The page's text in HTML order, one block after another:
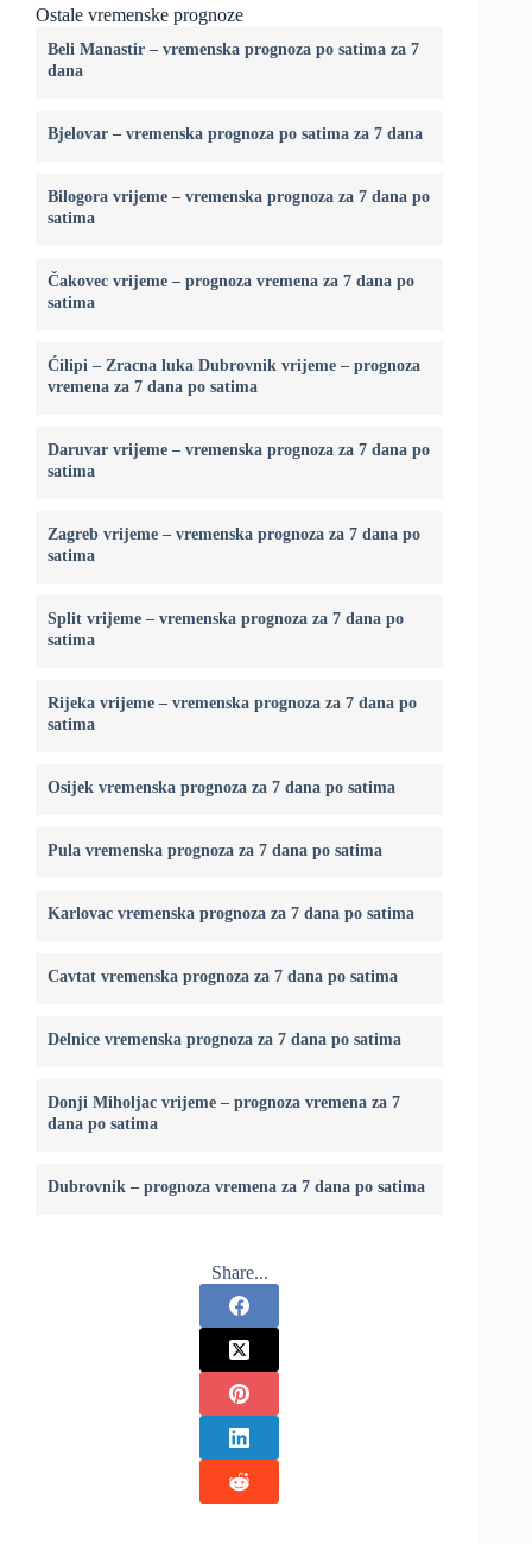
Ostale vremenske prognoze
Beli Manastir – vremenska prognoza po satima za 7
dana
Bjelovar – vremenska prognoza po satima za 7 dana
Bilogora vrijeme – vremenska prognoza za 7 dana po
satima
Čakovec vrijeme – prognoza vremena za 7 dana po
satima
Ćilipi – Zracna luka Dubrovnik vrijeme – prognoza
vremena za 7 dana po satima
Daruvar vrijeme – vremenska prognoza za 7 dana po
satima
Zagreb vrijeme – vremenska prognoza za 7 dana po
satima
Split vrijeme – vremenska prognoza za 7 dana po
satima
Rijeka vrijeme – vremenska prognoza za 7 dana po
satima
Osijek vremenska prognoza za 7 dana po satima
Pula vremenska prognoza za 7 dana po satima
Karlovac vremenska prognoza za 7 dana po satima
Cavtat vremenska prognoza za 7 dana po satima
Delnice vremenska prognoza za 7 dana po satima
Donji Miholjac vrijeme – prognoza vremena za 7
dana po satima
Dubrovnik – prognoza vremena za 7 dana po satima
Share...